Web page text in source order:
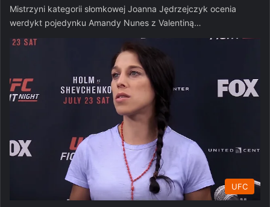
Mistrzyni kategorii słomkowej Joanna Jędrzejczyk ocenia
werdykt pojedynku Amandy Nunes z Valentiną…
UFC